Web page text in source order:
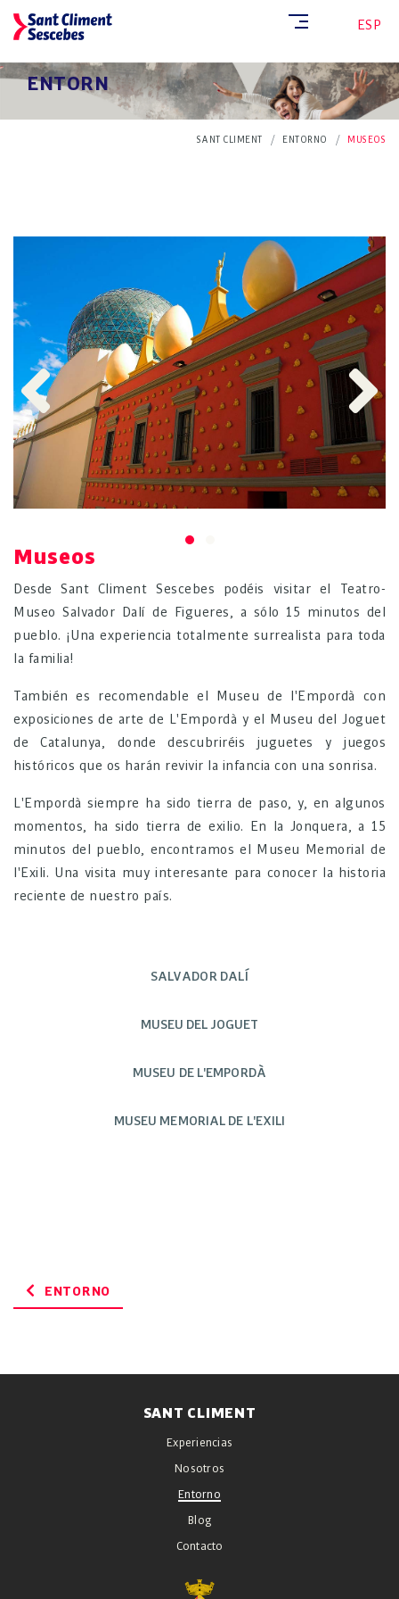
ESP
ENTORN
SANT CLIMENT ENTORNO MUSEOS
Museos
Desde Sant Climent Sescebes podéis visitar el Teatro-
Museo Salvador Dalí de Figueres, a sólo 15 minutos del
pueblo. ¡Una experiencia totalmente surrealista para toda
la familia!
También es recomendable el Museu de l'Empordà con
exposiciones de arte de L'Empordà y el Museu del Joguet
de Catalunya, donde descubriréis juguetes y juegos
históricos que os harán revivir la infancia con una sonrisa.
L'Empordà siempre ha sido tierra de paso, y, en algunos
momentos, ha sido tierra de exilio. En la Jonquera, a 15
minutos del pueblo, encontramos el Museu Memorial de
l'Exili. Una visita muy interesante para conocer la historia
reciente de nuestro país.
SALVADOR DALÍ
MUSEU DEL JOGUET
MUSEU DE L'EMPORDÀ
MUSEU MEMORIAL DE L'EXILI
ENTORNO
SANT CLIMENT
Experiencias
Nosotros
Entorno
Blog
Contacto